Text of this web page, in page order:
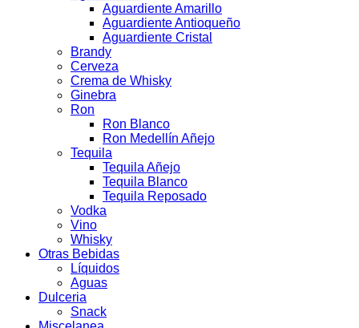
Aguardiente Amarillo
Aguardiente Antioqueño
Aguardiente Cristal
Brandy
Cerveza
Crema de Whisky
Ginebra
Ron
Ron Blanco
Ron Medellín Añejo
Tequila
Tequila Añejo
Tequila Blanco
Tequila Reposado
Vodka
Vino
Whisky
Otras Bebidas
Líquidos
Aguas
Dulceria
Snack